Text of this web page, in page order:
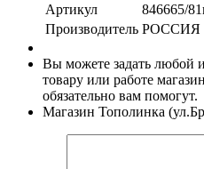
Артикул
846665/
Производитель РОССИЯ
Вы можете задать любой
товару или работе
обязательно вам помогут.
Магазин Тополинка